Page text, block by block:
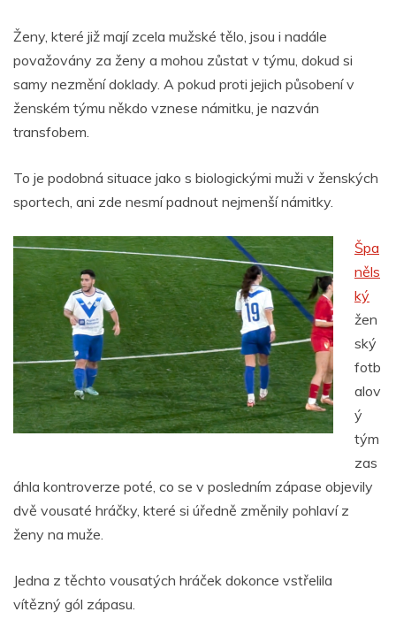
Ženy, které již mají zcela mužské tělo, jsou i nadále
považovány za ženy a mohou zůstat v týmu, dokud si
samy nezmění doklady. A pokud proti jejich působení v
ženském týmu někdo vznese námitku, je nazván
transfobem.
To je podobná situace jako s biologickými muži v ženských
sportech, ani zde nesmí padnout nejmenší námitky.
Špa
něls
ký
žen
ský
fotb
alov
ý
tým
zas
áhla kontroverze poté, co se v posledním zápase objevily
dvě vousaté hráčky, které si úředně změnily pohlaví z
ženy na muže.
Jedna z těchto vousatých hráček dokonce vstřelila
vítězný gól zápasu.